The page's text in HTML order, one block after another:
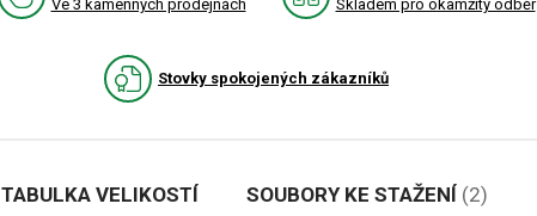
Ve 3 kamenných prodejnách
Skladem pro okamžitý odběr
Stovky spokojených zákazníků
TABULKA VELIKOSTÍ SOUBORY KE STAŽENÍ (2)